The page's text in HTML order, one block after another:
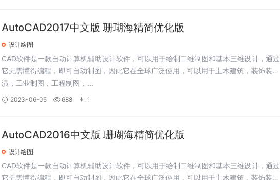
AutoCAD2017中文版 珊瑚海精简优化版
设计绘图
CAD软件是一款自动计算机辅助设计软件，可以用于绘制二维制图和基本三维设计，通过
它无需懂得编程，即可自动制图，因此它在全球广泛使用，可以用于土木建筑，装饰装
潢，工业制图，工程制图，...
2023-06-05 688 1
AutoCAD2016中文版 珊瑚海精简优化版
设计绘图
CAD软件是一款自动计算机辅助设计软件，可以用于绘制二维制图和基本三维设计，通过
它无需懂得编程，即可自动制图，因此它在全球广泛使用，可以用于土木建筑，装饰装